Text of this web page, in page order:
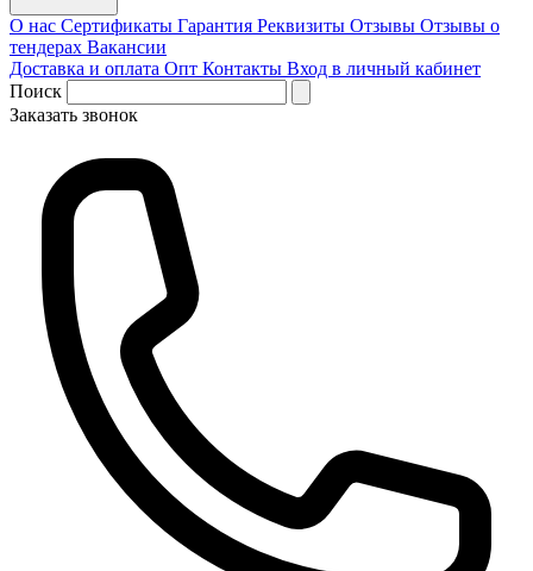
О нас Сертификаты Гарантия Реквизиты Отзывы Отзывы о
тендерах Вакансии
Доставка и оплата Опт Контакты Вход в личный кабинет
Поиск
Заказать звонок